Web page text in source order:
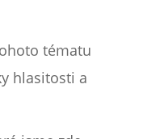
tématu
hlasitosti a